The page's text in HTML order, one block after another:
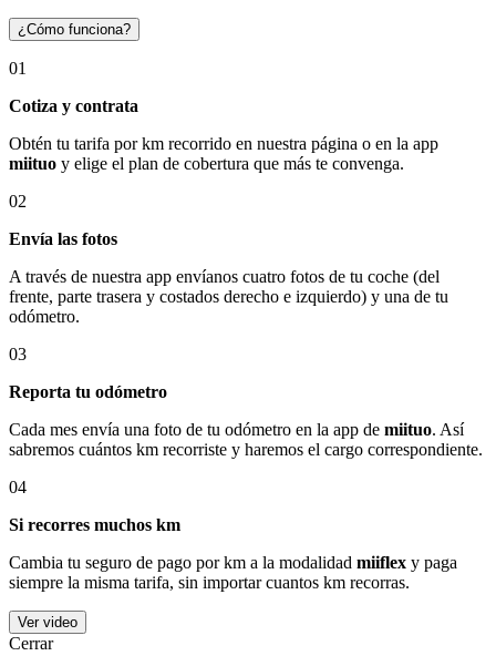
¿Cómo funciona?
01
Cotiza y contrata
Obtén tu tarifa por km recorrido en nuestra página o en la app
miituo y elige el plan de cobertura que más te convenga.
02
Envía las fotos
A través de nuestra app envíanos cuatro fotos de tu coche (del
frente, parte trasera y costados derecho e izquierdo) y una de tu
odómetro.
03
Reporta tu odómetro
Cada mes envía una foto de tu odómetro en la app de miituo. Así
sabremos cuántos km recorriste y haremos el cargo correspondiente.
04
Si recorres muchos km
Cambia tu seguro de pago por km a la modalidad miiflex y paga
siempre la misma tarifa, sin importar cuantos km recorras.
Ver video
Cerrar